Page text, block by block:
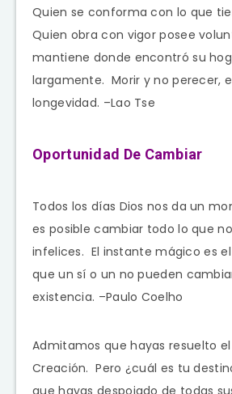
Quien se conforma con lo que
Quien obra con vigor posee
mantiene donde encontró su
largamente. Morir y no perecer,
longevidad. –Lao Tse
Oportunidad De Cambiar
Todos los días Dios nos da un
es posible cambiar todo lo que
infelices. El instante mágico es
que un sí o un no pueden
existencia. –Paulo Coelho
Admitamos que hayas resuelto
Creación. Pero ¿cuál es tu
que hayas despojado de todas